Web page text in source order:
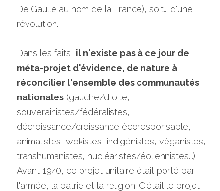
De Gaulle au nom de la France), soit... d'une
révolution.
Dans les faits, il n'existe pas à ce jour de
méta-projet d'évidence, de nature à
réconcilier l'ensemble des communautés
nationales (gauche/droite,
souverainistes/fédéralistes,
décroissance/croissance écoresponsable,
animalistes, wokistes, indigénistes, véganistes,
transhumanistes, nucléaristes/éoliennistes...).
Avant 1940, ce projet unitaire était porté par
l'armée, la patrie et la religion. C'était le projet